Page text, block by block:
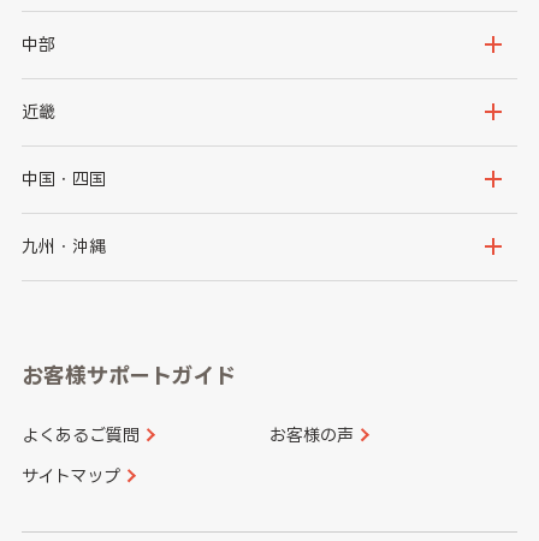
岩手県
秋田県
茨城県
群馬県
千葉県
中部
新潟県
石川県
山梨県
愛知県
近畿
大阪府
京都府
和歌山県
中国・四国
鳥取県
山口県
香川県 愛媛県
九州・沖縄
長崎県
大分県 宮崎県
お客様サポートガイド
よくあるご質問 お客様の声
サイトマップ